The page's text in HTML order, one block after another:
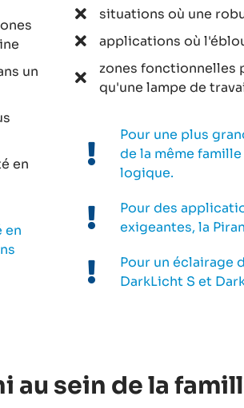
un
en
en
situations où une
applications où
zones fonctionnelles
qu'une lampe de
Pour une plus
de la même
logique.
Pour des
exigeantes, la
Pour un éclairage
DarkLicht S et
au sein de la